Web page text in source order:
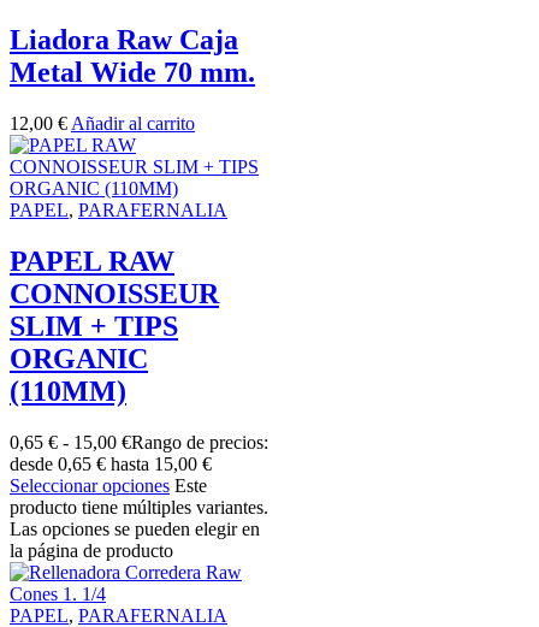
Liadora Raw Caja
Metal Wide 70 mm.
12,00 € Añadir al carrito
PAPEL, PARAFERNALIA
PAPEL RAW
CONNOISSEUR
SLIM + TIPS
ORGANIC
(110MM)
0,65 € - 15,00 €Rango de precios:
desde 0,65 € hasta 15,00 €
Seleccionar opciones Este
producto tiene múltiples variantes.
Las opciones se pueden elegir en
la página de producto
PAPEL, PARAFERNALIA